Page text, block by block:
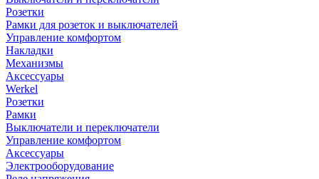
Розетки
Рамки для розеток и выключателей
Управление комфортом
Накладки
Механизмы
Аксессуары
Werkel
Розетки
Рамки
Выключатели и переключатели
Управление комфортом
Аксессуары
Электрооборудование